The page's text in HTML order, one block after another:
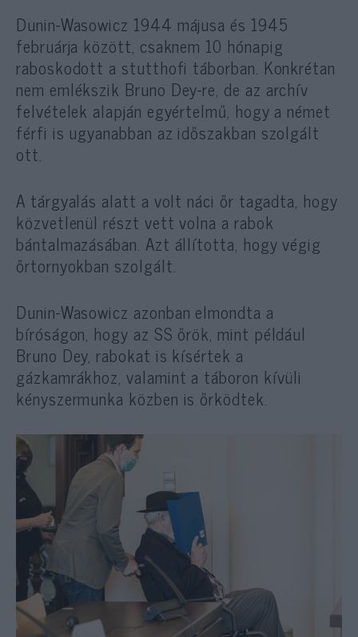
Dunin-Wasowicz 1944 májusa és 1945
februárja között, csaknem 10 hónapig
raboskodott a stutthofi táborban. Konkrétan
nem emlékszik Bruno Dey-re, de az archív
felvételek alapján egyértelmű, hogy a német
férfi is ugyanabban az időszakban szolgált
ott.
A tárgyalás alatt a volt náci őr tagadta, hogy
közvetlenül részt vett volna a rabok
bántalmazásában. Azt állította, hogy végig
őrtornyokban szolgált.
Dunin-Wasowicz azonban elmondta a
bíróságon, hogy az SS őrök, mint például
Bruno Dey, rabokat is kísértek a
gázkamrákhoz, valamint a táboron kívüli
kényszermunka közben is őrködtek.